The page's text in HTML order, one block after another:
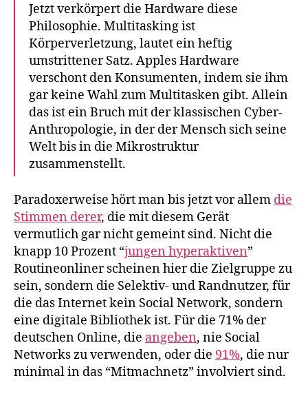
Jetzt verkörpert die Hardware diese
Philosophie. Multitasking ist
Körperverletzung, lautet ein heftig
umstrittener Satz. Apples Hardware
verschont den Konsumenten, indem sie ihm
gar keine Wahl zum Multitasken gibt. Allein
das ist ein Bruch mit der klassischen Cyber-
Anthropologie, in der der Mensch sich seine
Welt bis in die Mikrostruktur
zusammenstellt.
Paradoxerweise hört man bis jetzt vor allem die
Stimmen derer, die mit diesem Gerät
vermutlich gar nicht gemeint sind. Nicht die
knapp 10 Prozent “jungen hyperaktiven”
Routineonliner scheinen hier die Zielgruppe zu
sein, sondern die Selektiv- und Randnutzer, für
die das Internet kein Social Network, sondern
eine digitale Bibliothek ist. Für die 71% der
deutschen Online, die angeben, nie Social
Networks zu verwenden, oder die 91%, die nur
minimal in das “Mitmachnetz” involviert sind.